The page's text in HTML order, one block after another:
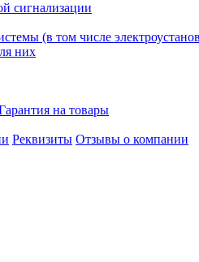
сигнализации
(в том числе
них
на товары
Реквизиты Отзывы о компании